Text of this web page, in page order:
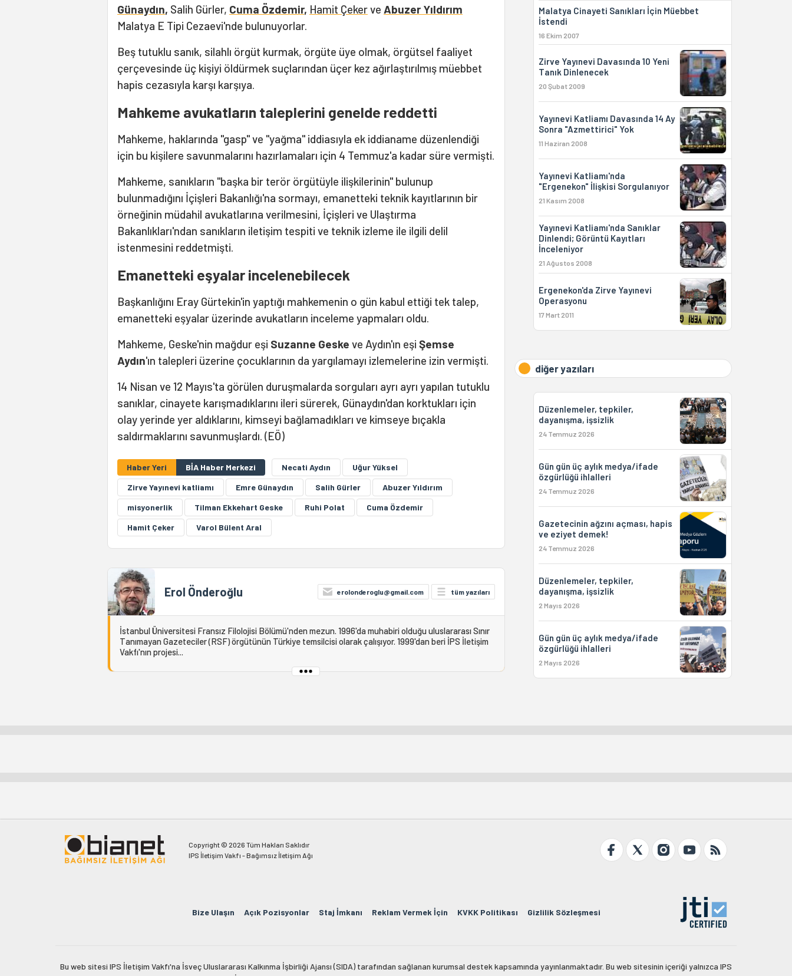
Günaydın, Salih Gürler, Cuma Özdemir, Hamit Çekerve Abuzer Yıldırım
Malatya E Tipi Cezaevi'nde bulunuyorlar.
Beş tutuklu sanık, silahlı örgüt kurmak, örgüte üye olmak, örgütsel faaliyet
çerçevesinde üç kişiyi öldürmek suçlarından üçer kez ağırlaştırılmış müebbet
hapis cezasıyla karşı karşıya.
Mahkeme avukatların taleplerini genelde reddetti
Mahkeme, haklarında "gasp" ve "yağma" iddiasıyla ek iddianame düzenlendiği
için bu kişilere savunmalarını hazırlamaları için 4 Temmuz'a kadar süre vermişti.
Mahkeme, sanıkların "başka bir terör örgütüyle ilişkilerinin" bulunup
bulunmadığını İçişleri Bakanlığı'na sormayı, emanetteki teknik kayıtlarının bir
örneğinin müdahil avukatlarına verilmesini, İçişleri ve Ulaştırma
Bakanlıkları'ndan sanıkların iletişim tespiti ve teknik izleme ile ilgili delil
istenmesini reddetmişti.
Emanetteki eşyalar incelenebilecek
Başkanlığını Eray Gürtekin'in yaptığı mahkemenin o gün kabul ettiği tek talep,
emanetteki eşyalar üzerinde avukatların inceleme yapmaları oldu.
Mahkeme, Geske'nin mağdur eşi Suzanne Geske ve Aydın'ın eşi Şemse
Aydın'ın talepleri üzerine çocuklarının da yargılamayı izlemelerine izin vermişti.
14 Nisan ve 12 Mayıs'ta görülen duruşmalarda sorguları ayrı ayrı yapılan tutuklu
sanıklar, cinayete karışmadıklarını ileri sürerek, Günaydın'dan korktukları için
olay yerinde yer aldıklarını, kimseyi bağlamadıkları ve kimseye bıçakla
saldırmaklarını savunmuşlardı. (EÖ)
Haber Yeri BİA Haber Merkezi Necati Aydın
Uğur Yüksel
Zirve Yayınevi katliamı
Emre Günaydın Salih Gürler
Abuzer Yıldırım
misyonerlik
Tilman Ekkehart Geske Ruhi Polat
Cuma Özdemir
Hamit Çeker
Varol Bülent Aral
Erol Önderoğlu erolonderoglu@gmail.com tüm yazıları
İstanbul Üniversitesi Fransız Filolojisi Bölümü'nden mezun. 1996'da muhabiri olduğu uluslararası Sınır
Tanımayan Gazeteciler (RSF) örgütünün Türkiye temsilcisi olarak çalışıyor. 1999'dan beri İPS İletişim
Vakfı'nın projesi...
Malatya Cinayeti Sanıkları İçin Müebbet
İstendi
16 Ekim 2007
Zirve Yayınevi Davasında 10 Yeni
Tanık Dinlenecek
20 Şubat 2009
Yayınevi Katliamı Davasında 14 Ay
Sonra "Azmettirici" Yok
11 Haziran 2008
Yayınevi Katliamı'nda
"Ergenekon" İlişkisi Sorgulanıyor
21 Kasım 2008
Yayınevi Katliamı'nda Sanıklar
Dinlendi; Görüntü Kayıtları
İnceleniyor
21 Ağustos 2008
Ergenekon'da Zirve Yayınevi
Operasyonu
17 Mart 2011
diğer yazıları
Düzenlemeler, tepkiler,
dayanışma, işsizlik
24 Temmuz 2026
Gün gün üç aylık medya/ifade
özgürlüğü ihlalleri
24 Temmuz 2026
Gazetecinin ağzını açması, hapis
ve eziyet demek!
24 Temmuz 2026
Düzenlemeler, tepkiler,
dayanışma, işsizlik
2 Mayıs 2026
Gün gün üç aylık medya/ifade
özgürlüğü ihlalleri
2 Mayıs 2026
Copyright © 2026 Tüm Hakları Saklıdır
IPS İletişim Vakfı - Bağımsız İletişim Ağı
Bize Ulaşın Açık Pozisyonlar Staj İmkanı Reklam Vermek İçin KVKK Politikası Gizlilik Sözleşmesi
Bu web sitesi IPS İletişim Vakfı'na İsveç Uluslararası Kalkınma İşbirliği Ajansı (SIDA) tarafından sağlanan kurumsal destek kapsamında yayınlanmaktadır. Bu web sitesinin içeriği yalnızca IPS